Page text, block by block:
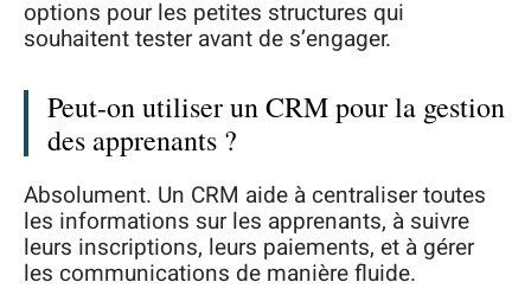
options pour les petites structures qui
souhaitent tester avant de s’engager.
Peut-on utiliser un CRM pour la gestion
des apprenants ?
Absolument. Un CRM aide à centraliser toutes
les informations sur les apprenants, à suivre
leurs inscriptions, leurs paiements, et à gérer
les communications de manière fluide.